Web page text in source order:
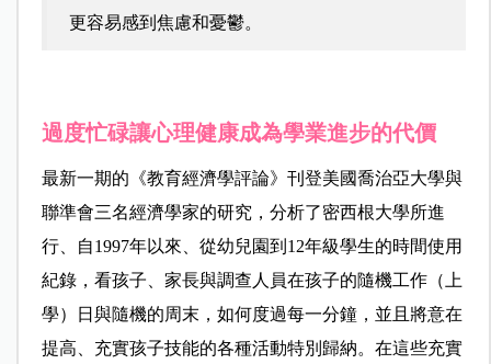
更容易感到焦慮和憂鬱。
過度忙碌讓心理健康成為學業進步的代價
最新一期的《教育經濟學評論》刊登美國喬治亞大學與
聯準會三名經濟學家的研究，分析了密西根大學所進
行、自1997年以來、從幼兒園到12年級學生的時間使用
紀錄，看孩子、家長與調查人員在孩子的隨機工作（上
學）日與隨機的周末，如何度過每一分鐘，並且將意在
提高、充實孩子技能的各種活動特別歸納。在這些充實